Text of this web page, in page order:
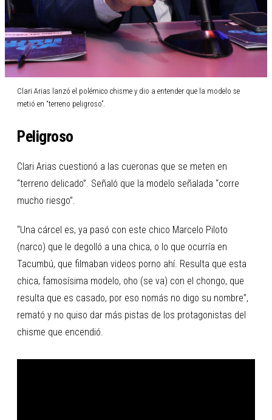
Clari Arias lanzó el polémico chisme y dio a entender que la modelo se
metió en “terreno peligroso”.
Peligroso
Clari Arias cuestionó a las cueronas que se meten en
“terreno delicado”. Señaló que la modelo señalada “corre
mucho riesgo”.
“Una cárcel es, ya pasó con este chico Marcelo Piloto
(narco) que le degolló a una chica, o lo que ocurría en
Tacumbú, que filmaban videos porno ahí. Resulta que esta
chica, famosísima modelo, oho (se va) con el chongo, que
resulta que es casado, por eso nomás no digo su nombre”,
remató y no quiso dar más pistas de los protagonistas del
chisme que encendió.